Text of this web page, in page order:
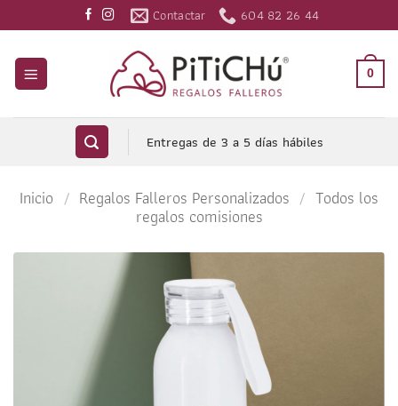
al
contenido
Contactar 604 82 26 44
0
Entregas de 3 a 5 días hábiles
Inicio / Regalos Falleros Personalizados / Todos los
regalos comisiones